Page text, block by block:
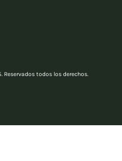
Reservados todos los derechos.